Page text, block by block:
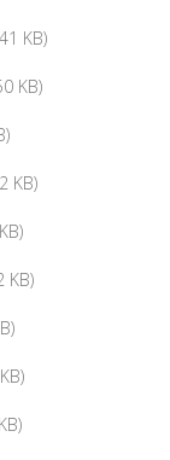
KB)
KB)
KB)
KB)